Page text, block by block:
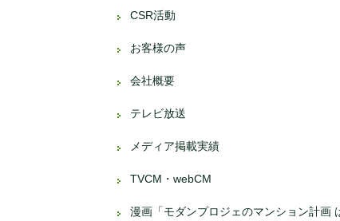
CSR活動
お客様の声
会社概要
テレビ放送
メディア掲載実績
TVCM・webCM
漫画「モダンプロジェのマンション計画